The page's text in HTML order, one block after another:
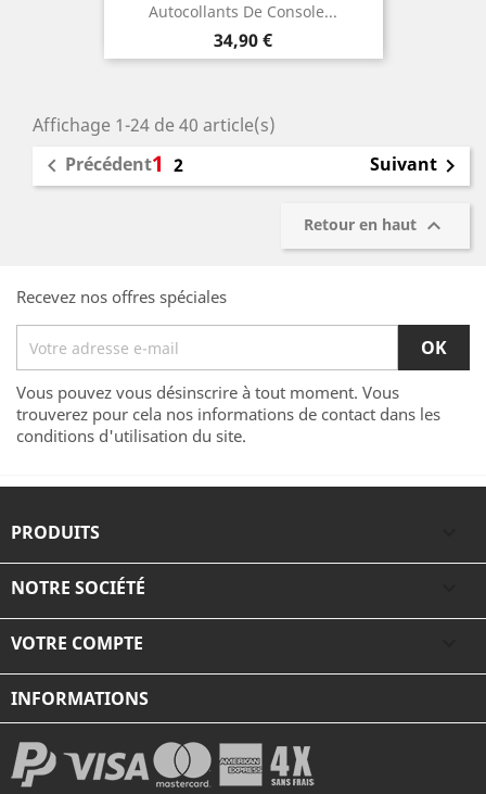
Autocollants De Console...
Prix
34,90 €
Affichage 1-24 de 40 article(s)
 Précédent1 2 Suivant 
Retour en haut 
Recevez nos offres spéciales
Vous pouvez vous désinscrire à tout moment. Vous
trouverez pour cela nos informations de contact dans les
conditions d'utilisation du site.
PRODUITS
NOTRE SOCIÉTÉ
VOTRE COMPTE
INFORMATIONS